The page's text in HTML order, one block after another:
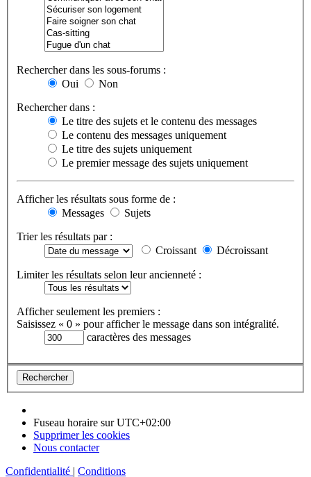
Rechercher dans les sous-forums :
Oui
Non
Rechercher dans :
Le titre des sujets et le contenu des messages
Le contenu des messages uniquement
Le titre des sujets uniquement
Le premier message des sujets uniquement
Afficher les résultats sous forme de :
Messages
Sujets
Trier les résultats par :
Croissant
Décroissant
Limiter les résultats selon leur ancienneté :
Afficher seulement les premiers :
Saisissez « 0 » pour afficher le message dans son intégralité.
caractères des messages
Fuseau horaire surUTC+02:00
Supprimer les cookies
Nous contacter
Confidentialité | Conditions